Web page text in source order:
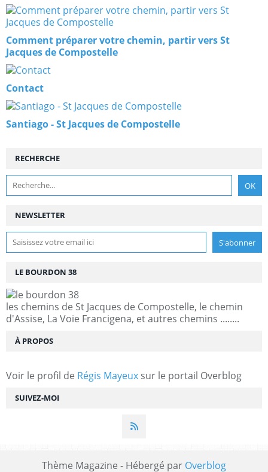
Comment préparer votre chemin, partir vers St
Jacques de Compostelle
Contact
Santiago - St Jacques de Compostelle
NEWSLETTER
SUIVEZ-MOI
RECHERCHE
LE BOURDON 38
les chemins de St Jacques de Compostelle, le chemin
d'Assise, La Voie Francigena, et autres chemins ........
À PROPOS
Voir le profil de Régis Mayeux sur le portail Overblog
Thème Magazine - Hébergé par Overblog